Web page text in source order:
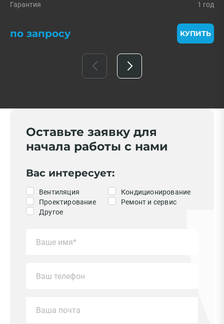
Гарантия
1 год
по запросу КУПИТЬ
Оставьте заявку для
начала работы с нами
Вас интересует:
Вентиляция
Кондиционирование
Проектирование
Ремонт и сервис
Другое